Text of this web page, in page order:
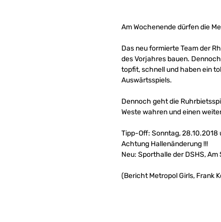
Am Wochenende dürfen die
Das neu formierte Team der
des Vorjahres bauen.
topfit, schnell und haben ein
Auswärtsspiels.
Dennoch geht die
Weste wahren und einen
Tipp-Off: Sonntag, 28.10.2018
Achtung Hallenänderung !!!
Neu: Sporthalle der DSHS,
(Bericht Metropol Girls, Frank